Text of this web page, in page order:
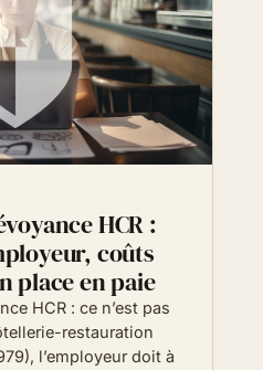
HCR :
coûts
place en paie
HCR : ce n’est pas
restauration
l’employeur doit à